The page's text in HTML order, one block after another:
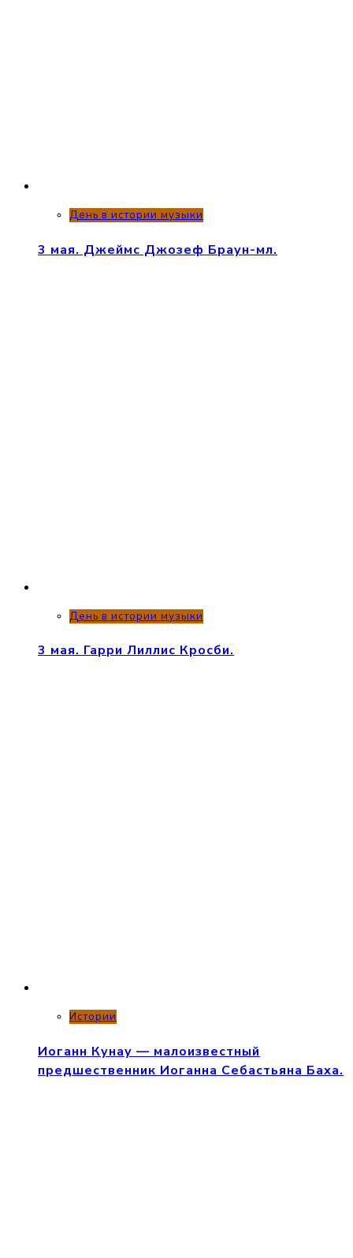
День в истории музыки
3 мая. Джеймс Джозеф Браун-мл.
День в истории музыки
3 мая. Гарри Лиллис Кросби.
Истории
Иоганн Кунау — малоизвестный
предшественник Иоганна Себастьяна Баха.